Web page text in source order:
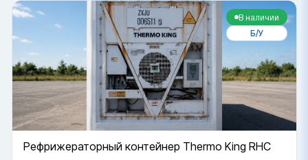
В наличии
Б/У
Рефрижераторный контейнер Thermo King RHC